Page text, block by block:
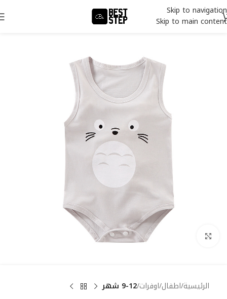
Skip to navigation
Skip to main content
Click to enlarge
الرئيسية اطفال اوفرات 9-12 شهر